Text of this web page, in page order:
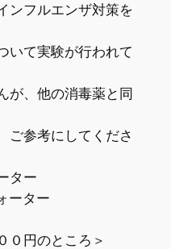
フルエンザ対策を
いて実験が行われて
が、他の消毒薬と同
参考にしてくださ
ター
０円のところ＞